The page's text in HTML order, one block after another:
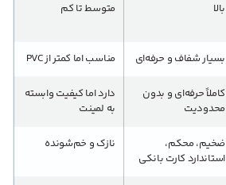
بالا متوسط تا کم
بسیار شفاف و حرفه‌ای مناسب اما کمتر از PVC
کاملاً حرفه‌ای و بدون
محدودیت
دارد اما کیفیت وابسته
به لمینت
ضخیم، محکم،
استاندارد کارت بانکی
نازک و خم‌شونده